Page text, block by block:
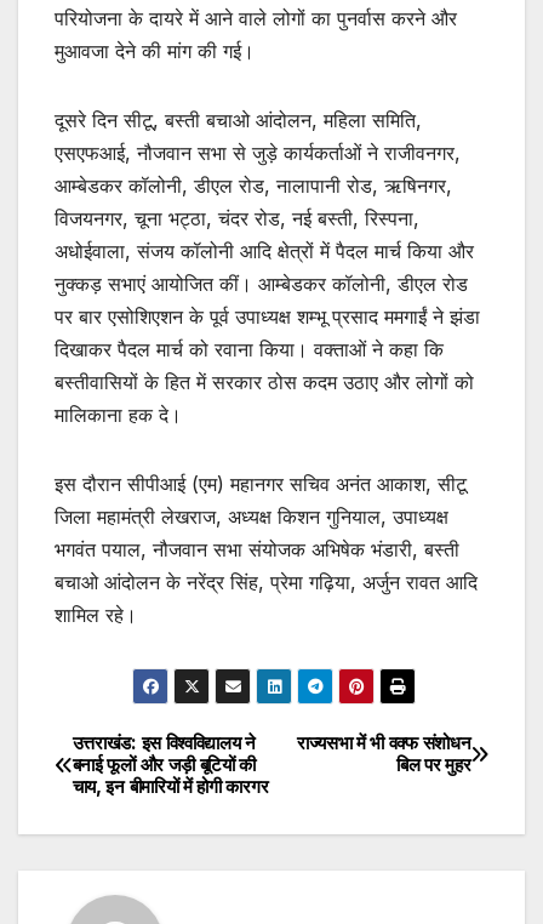
परियोजना के दायरे में आने वाले लोगों का पुनर्वास करने और
मुआवजा देने की मांग की गई।
दूसरे दिन सीटू, बस्ती बचाओ आंदोलन, महिला समिति,
एसएफआई, नौजवान सभा से जुड़े कार्यकर्ताओं ने राजीवनगर,
आम्बेडकर कॉलोनी, डीएल रोड, नालापानी रोड, ऋषिनगर,
विजयनगर, चूना भट्ठा, चंदर रोड, नई बस्ती, रिस्पना,
अधोईवाला, संजय कॉलोनी आदि क्षेत्रों में पैदल मार्च किया और
नुक्कड़ सभाएं आयोजित कीं। आम्बेडकर कॉलोनी, डीएल रोड
पर बार एसोशिएशन के पूर्व उपाध्यक्ष शम्भू प्रसाद ममगाईं ने झंडा
दिखाकर पैदल मार्च को रवाना किया। वक्ताओं ने कहा कि
बस्तीवासियों के हित में सरकार ठोस कदम उठाए और लोगों को
मालिकाना हक दे।
इस दौरान सीपीआई (एम) महानगर सचिव अनंत आकाश, सीटू
जिला महामंत्री लेखराज, अध्यक्ष किशन गुनियाल, उपाध्यक्ष
भगवंत पयाल, नौजवान सभा संयोजक अभिषेक भंडारी, बस्ती
बचाओ आंदोलन के नरेंद्र सिंह, प्रेमा गढ़िया, अर्जुन रावत आदि
शामिल रहे।
Post
navigation
राज्यसभा में भी वक्फ संशोधन
बिल पर मुहर
उत्तराखंड: इस विश्वविद्यालय ने
बनाई फूलों और जड़ी बूटियों की
चाय, इन बीमारियों में होगी कारगर